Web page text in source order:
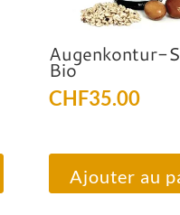
Augenkontur-
Bio
CHF35.00
Ajouter au